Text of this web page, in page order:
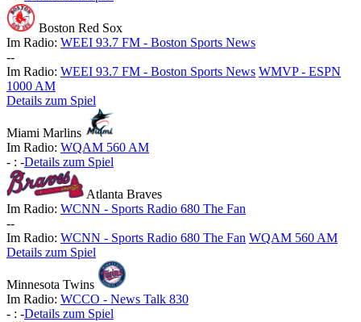
Boston Red Sox
Im Radio: WEEI 93.7 FM - Boston Sports News
--
Im Radio: WEEI 93.7 FM - Boston Sports News WMVP - ESPN
1000 AM
Details zum Spiel
Miami Marlins
Im Radio: WQAM 560 AM
- : -Details zum Spiel
Atlanta Braves
Im Radio: WCNN - Sports Radio 680 The Fan
--
Im Radio: WCNN - Sports Radio 680 The Fan WQAM 560 AM
Details zum Spiel
Minnesota Twins
Im Radio: WCCO - News Talk 830
- : -Details zum Spiel